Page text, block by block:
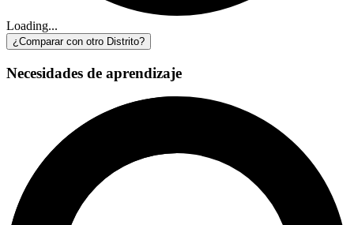
Loading...
¿Comparar con otro Distrito?
Necesidades de aprendizaje